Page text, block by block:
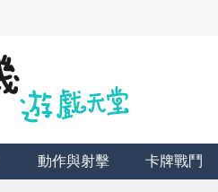
動作與射擊 卡牌戰鬥